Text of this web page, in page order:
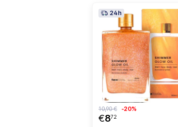
24h
€872
10,90 € -20%